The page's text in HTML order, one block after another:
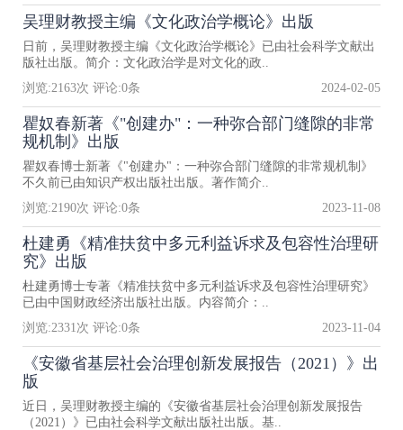
吴理财教授主编《文化政治学概论》出版
日前，吴理财教授主编《文化政治学概论》已由社会科学文献出
版社出版。简介：文化政治学是对文化的政..
浏览:2163次 评论:0条 2024-02-05
瞿奴春新著《"创建办"：一种弥合部门缝隙的非常
规机制》出版
瞿奴春博士新著《"创建办"：一种弥合部门缝隙的非常规机制》
不久前已由知识产权出版社出版。著作简介..
浏览:2190次 评论:0条 2023-11-08
杜建勇《精准扶贫中多元利益诉求及包容性治理研
究》出版
杜建勇博士专著《精准扶贫中多元利益诉求及包容性治理研究》
已由中国财政经济出版社出版。内容简介：..
浏览:2331次 评论:0条 2023-11-04
《安徽省基层社会治理创新发展报告（2021）》出
版
近日，吴理财教授主编的《安徽省基层社会治理创新发展报告
（2021）》已由社会科学文献出版社出版。基..